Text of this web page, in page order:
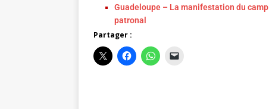
Guadeloupe – La manifestation du camp
patronal
Partager :